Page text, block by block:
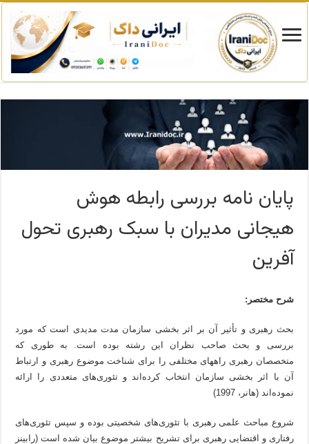
پایان نامه بررسی رابطه هوش
هیجانی مدیران با سبک رهبری تحول
آفرین
شرح مختصر:
بحث رهبری و تأثیر آن بر اثر بخشی سازمان مدت مدیدی است که مورد
بررسی و بحث صاحب نظران این رشته بوده است. به طوری که
متخصصان رهبری راههای مختلفی را برای شناخت موضوع رهبری و ارتباط
آن با اثر بخشی سازمان انتخاب کرده‌اند و تئوری‌های متعددی را ارائه
نموده‌اند (هانر، 1997)
شروع مباحث علمی رهبری با تئوری‌های شخصیتی بوده و سپس تئوری‌های
رفتاری و اقتضایی رهبری برای تشریح بیشتر موضوع بیان شده است (رابینز